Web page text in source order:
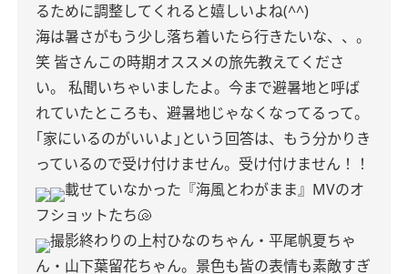
るために調整してくれると嬉しいよね(^^)
海は暑さがもう少し落ち着いたら行きたいな、、。
笑 皆さんこの時期オススメの旅先教えてくださ
い。
私聞いちゃいましたよ。今まで避暑地と呼ば
れていたところも、避暑地じゃなくなってるって。
｢家にいるのがいいよ｣という回答は、もう分かりき
っているので受け付けません。受け付けません！！
載せていなかった『海風とわがまま』MVのオ
フショットたち🐚
撮影終わりの上村ひなのちゃん・平尾帆夏ちゃ
ん・山下葉留花ちゃん。景色も皆の表情も素敵すぎ